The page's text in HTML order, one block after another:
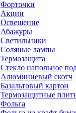
Форточки
Акции
Освещение
Абажуры
Светильники
Соляные лампы
Термозащита
Стекло напольное
Алюминиевый скотч
Базальтовый картон
Термозащитные
Фольга